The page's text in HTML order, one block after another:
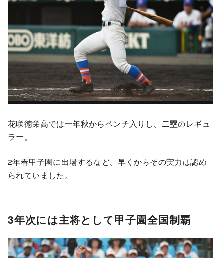
花咲徳栄高では一年秋からベンチ入りし、二塁のレギュ
ラー。
2年春甲子園に出場するなど、早くからその実力は認め
られていました。
3年次には主将として甲子園全国制覇